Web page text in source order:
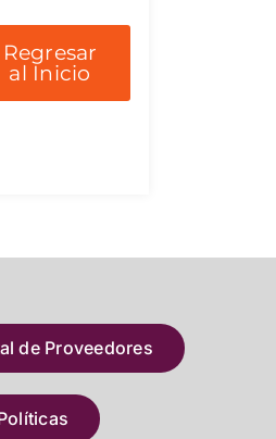
Regresar
al Inicio
de Proveedores